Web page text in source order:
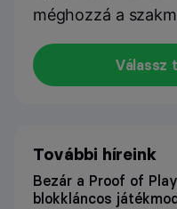
méghozzá a
Válassz
További híreink
Bezár a Proof of
blokkláncos